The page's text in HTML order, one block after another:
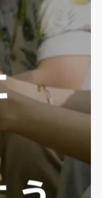
フー
ビュ